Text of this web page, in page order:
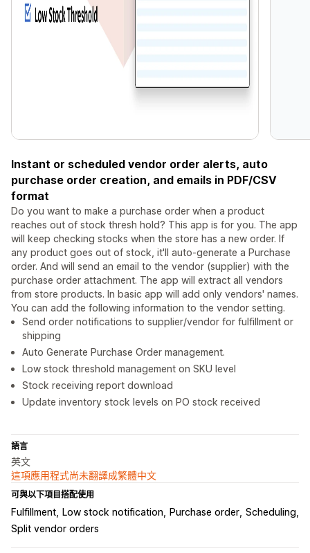
Instant or scheduled vendor order alerts, auto
purchase order creation, and emails in PDF/CSV
format
Do you want to make a purchase order when a product
reaches out of stock thresh hold? This app is for you. The app
will keep checking stocks when the store has a new order. If
any product goes out of stock, it'll auto-generate a Purchase
order. And will send an email to the vendor (supplier) with the
purchase order attachment. The app will extract all vendors
from store products. In basic app will add only vendors' names.
You can add the following information to the vendor setting.
Send order notifications to supplier/vendor for fulfillment or
shipping
Auto Generate Purchase Order management.
Low stock threshold management on SKU level
Stock receiving report download
Update inventory stock levels on PO stock received
語言
英文
這項應用程式尚未翻譯成繁體中文
可與以下項目搭配使用
Fulfillment Low stock notification Purchase order Scheduling
Split vendor orders